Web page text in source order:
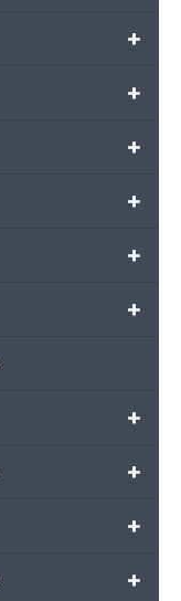
+
+
+
+
+
+
+
+
+
+